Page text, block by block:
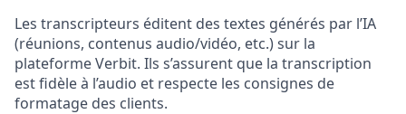
Les transcripteurs éditent des textes générés par l’IA
(réunions, contenus audio/vidéo, etc.) sur la
plateforme Verbit. Ils s’assurent que la transcription
est fidèle à l’audio et respecte les consignes de
formatage des clients.